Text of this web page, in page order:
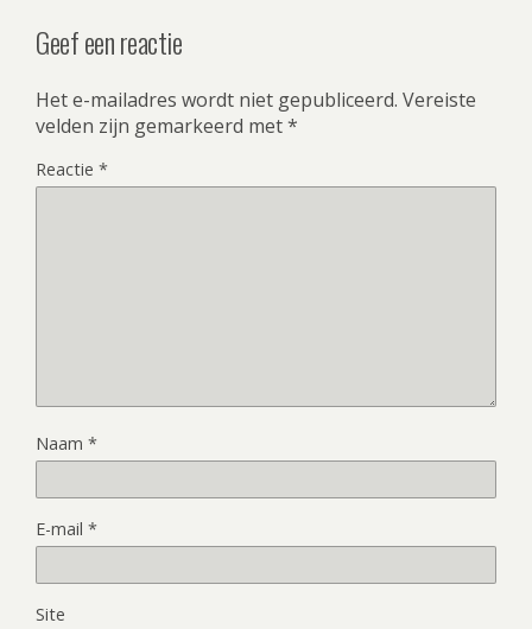
Geef een reactie
Het e-mailadres wordt niet gepubliceerd. Vereiste
velden zijn gemarkeerd met*
Reactie *
Naam *
E-mail *
Site